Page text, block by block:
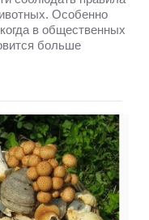
Особенно
в общественных
больше